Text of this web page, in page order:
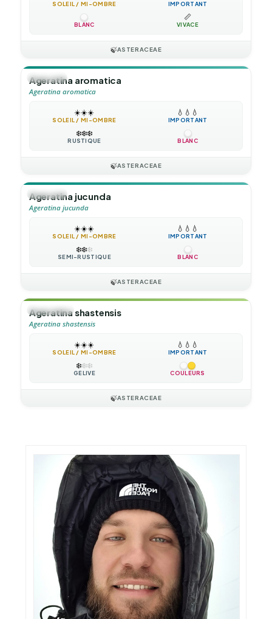
SOLEIL / MI-OMBRE IMPORTANT
BLANC
📏
VIVACE
🍃ASTERACEAE
🪴VIVACE
Ageratina aromatica
Ageratina aromatica
☀️☀️☀️
SOLEIL / MI-OMBRE
💧 💧 💧
IMPORTANT
❄️❄️❄️
RUSTIQUE BLANC
🍃ASTERACEAE
🪴VIVACE
Ageratina jucunda
Ageratina jucunda
☀️☀️☀️
SOLEIL / MI-OMBRE
💧 💧 💧
IMPORTANT
❄️❄️❄️
SEMI-RUSTIQUE BLANC
🍃ASTERACEAE
🌲ARBUSTE
Ageratina shastensis
Ageratina shastensis
☀️☀️☀️
SOLEIL / MI-OMBRE
💧 💧 💧
IMPORTANT
❄️❄️❄️
GÉLIVE COULEURS
🍃ASTERACEAE